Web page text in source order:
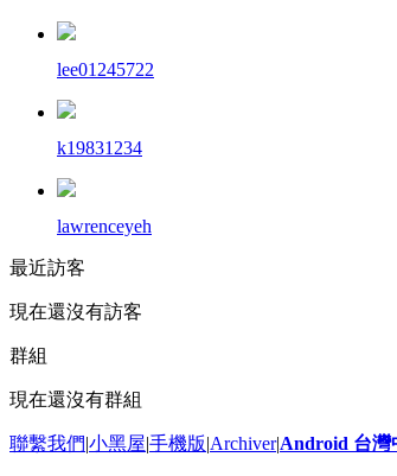
lee01245722
k19831234
lawrenceyeh
最近訪客
現在還沒有訪客
群組
現在還沒有群組
聯繫我們|小黑屋|手機版|Archiver|Android 台灣